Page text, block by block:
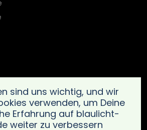
sind uns wichtig, und wir
verwenden, um Deine
Erfahrung auf blaulicht-
weiter zu verbessern